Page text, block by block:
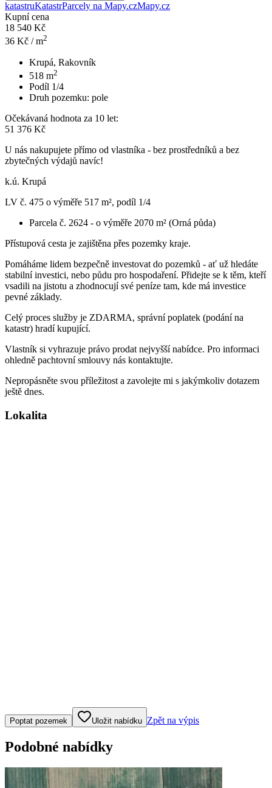
katastruKatastrParcely na Mapy.czMapy.cz
Kupní cena
18 540 Kč
36 Kč / m2
Krupá, Rakovník
518 m2
Podíl 1/4
Druh pozemku: pole
Očekávaná hodnota za 10 let:
51 376 Kč
U nás nakupujete přímo od vlastníka - bez prostředníků a bez
zbytečných výdajů navíc!
k.ú. Krupá
LV č. 475 o výměře 517 m², podíl 1/4
Parcela č. 2624 - o výměře 2070 m² (Orná půda)
Přístupová cesta je zajištěna přes pozemky kraje.
Pomáháme lidem bezpečně investovat do pozemků - ať už hledáte
stabilní investici, nebo půdu pro hospodaření. Přidejte se k těm, kteří
vsadili na jistotu a zhodnocují své peníze tam, kde má investice
pevné základy.
Celý proces služby je ZDARMA, správní poplatek (podání na
katastr) hradí kupující.
Vlastník si vyhrazuje právo prodat nejvyšší nabídce. Pro informaci
ohledně pachtovní smlouvy nás kontaktujte.
Nepropásněte svou příležitost a zavolejte mi s jakýmkoliv dotazem
ještě dnes.
Lokalita
Klepněte nebo klikněte pro ovládání mapy
Poptat pozemek Uložit nabídku Zpět na výpis
Podobné nabídky